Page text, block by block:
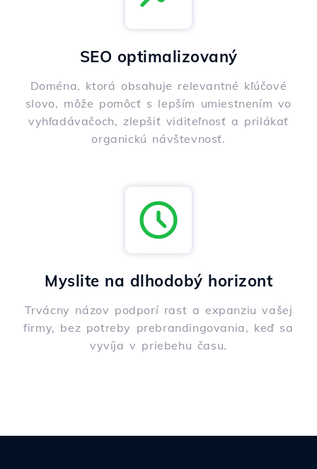
SEO optimalizovaný
Doména, ktorá obsahuje relevantné kľúčové
slovo, môže pomôcť s lepším umiestnením vo
vyhľadávačoch, zlepšiť viditeľnosť a prilákať
organickú návštevnosť.
Myslite na dlhodobý horizont
Trvácny názov podporí rast a expanziu vašej
firmy, bez potreby prebrandingovania, keď sa
vyvíja v priebehu času.